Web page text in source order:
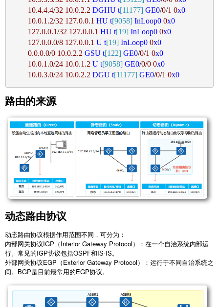
10.4.4.4/32 10.0.2.2 DGHU t[11177] GE0/0/1 0x0
10.0.1 .2/32 127.0.0.1 HU t[9058] InLoop0 0x0
127.0.0.1/32 127.0.0.1 HU t[19] InLoop0 0x0
127.0.0.0/8 127.0.0.1 U t[19] InLoop0 0x0
0.0.0.0/0 10.0.2.2 GSU t[122] GE0/0/1 0x0
10.0.1 .0/24 10.0.1 .2 U t[9058] GE0/0/0 0x0
10.0.3.0/24 10.0.2.2 DGU t[11177] GE0/0/1 0x0
路由的来源
动态路由协议
动态路由协议根据作用范围不同，可分为：
内部网关协议IGP（Interior Gateway Protocol）：在一个自治系统内部运
行。常见的IGP协议包括OSPF和IS-IS。
外部网关协议EGP（Exterior Gateway Protocol）：运行于不同自治系统之
间。BGP是目前最常用的EGP协议。